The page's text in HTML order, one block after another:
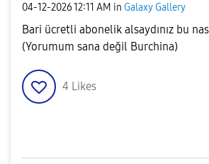
‎04-12-202612:11 AM in Galaxy Gallery
Bari ücretli abonelik alsaydınız bu
(Yorumum sana değil Burchina)
4 Likes